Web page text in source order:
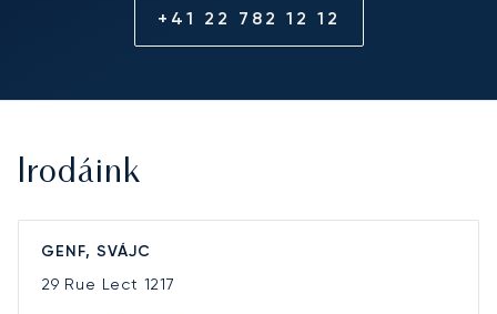
+41 22 782 12 12
Irodáink
GENF, SVÁJC
29 Rue Lect 1217